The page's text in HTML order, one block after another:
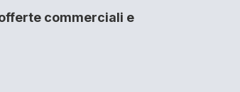
commerciali e